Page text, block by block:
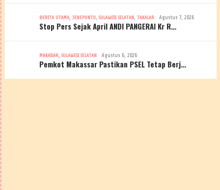
BERITA UTAMA, JENEPONTO, SULAWESI SELATAN, TAKALAR Agustus 7, 2026
Stop Pers Sejak April ANDI PANGERAI Kr R…
MAKASSAR, SULAWESI SELATAN Agustus 6, 2026
Pemkot Makassar Pastikan PSEL Tetap Berj…